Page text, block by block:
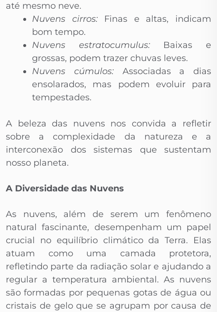
até mesmo neve.
Nuvens cirros:Finas e altas, indicam
bom tempo.
Nuvens estratocumulus:Baixas e
grossas, podem trazer chuvas leves.
Nuvens cúmulos:Associadas a dias
ensolarados, mas podem evoluir para
tempestades.
A beleza das nuvens nos convida a refletir
sobre a complexidade da natureza e a
interconexão dos sistemas que sustentam
nosso planeta.
A Diversidade das Nuvens
As nuvens, além de serem um fenômeno
natural fascinante, desempenham um papel
crucial no equilíbrio climático da Terra. Elas
atuam como uma camada protetora,
refletindo parte da radiação solar e ajudando a
regular a temperatura ambiental. As nuvens
são formadas por pequenas gotas de água ou
cristais de gelo que se agrupam por causa de